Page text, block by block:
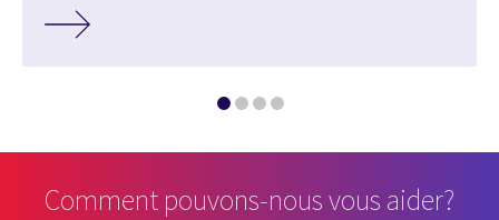
Comment pouvons-nous vous aider?